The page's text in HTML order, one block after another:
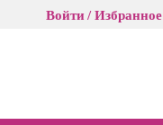
Войти Избранное